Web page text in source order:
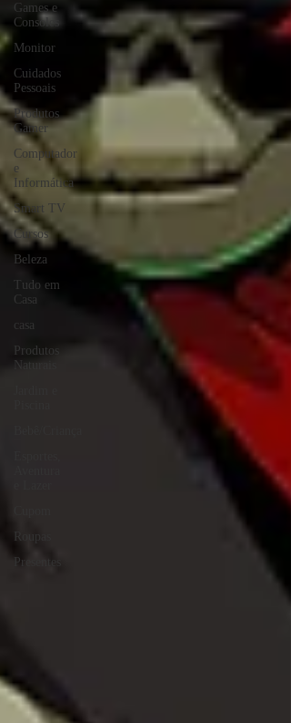
Games e
Consoles
Monitor
Cuidados
Pessoais
Produtos
Gamer
Computador
e
Informática
Smart TV
Cursos
Beleza
Tudo em
Casa
casa
Produtos
Naturais
Roupas
Presentes